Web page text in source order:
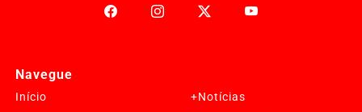
Navegue
Início
+Notícias